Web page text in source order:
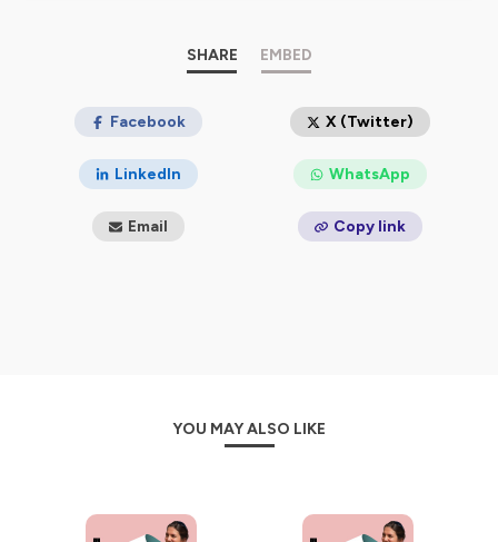
🎧 Ce podcast, c’est un peu ma thérapie bienveillante
pour prendre du recul, me recharger en énergie, et
cette-fois ci.) ☀
J'avais envie de vous le partager, pour notre bien-être à
tous.
SHARE EMBED
Facebook X (Twitter)
LinkedIn WhatsApp
Email Copy link
YOU MAY ALSO LIKE